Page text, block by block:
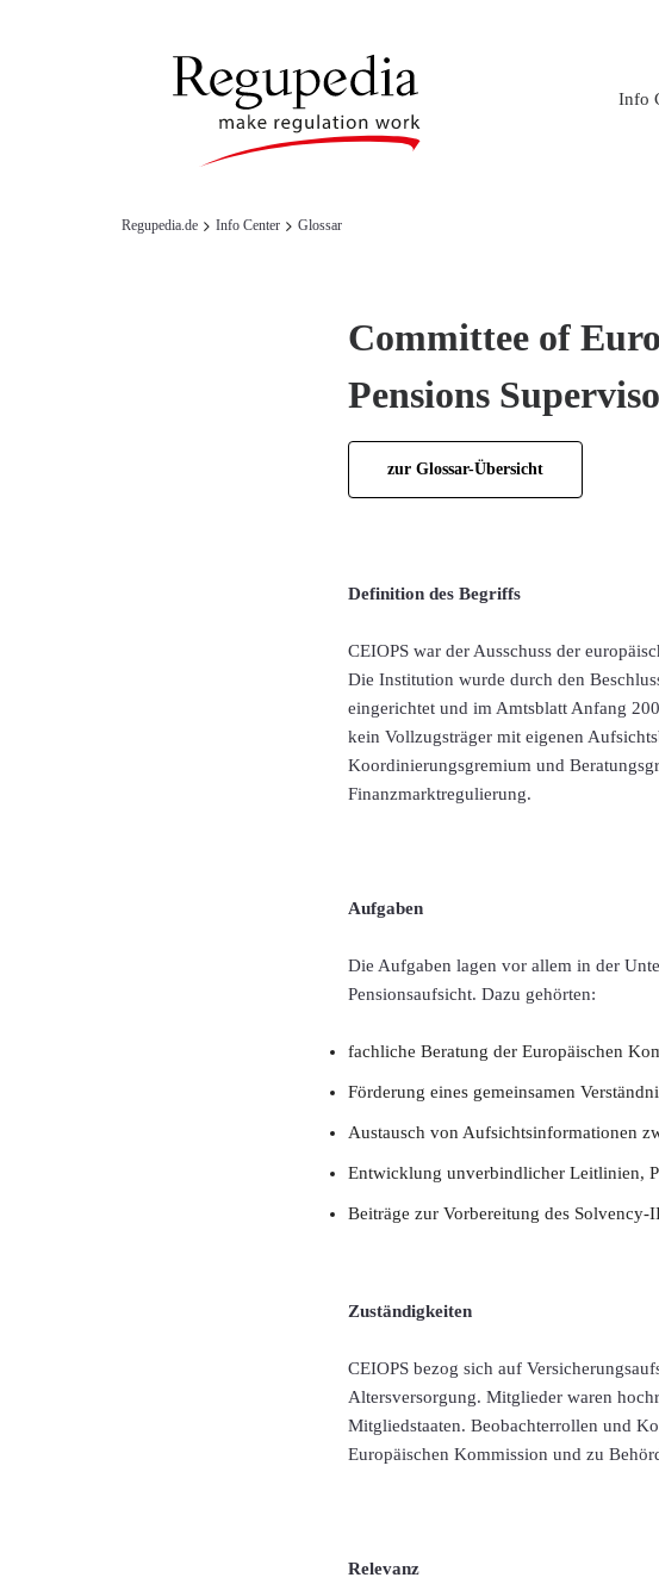
Info
Regupedia.de Info Center Glossar
Committee of
Pensions
zur Glossar-Übersicht
Definition des Begriffs
CEIOPS war der Ausschuss der
Die Institution wurde durch den
eingerichtet und im Amtsblatt Anfang
kein Vollzugsträger mit eigenen
Koordinierungsgremium und
Finanzmarktregulierung.
Aufgaben
Die Aufgaben lagen vor allem in der
Pensionsaufsicht. Dazu gehörten:
fachliche Beratung der Europäischen
Förderung eines gemeinsamen
Austausch von Aufsichtsinformationen
Entwicklung unverbindlicher Leitlinien,
Beiträge zur Vorbereitung des Solvency-
Zuständigkeiten
CEIOPS bezog sich auf
Altersversorgung. Mitglieder waren
Mitgliedstaaten. Beobachterrollen und
Europäischen Kommission und zu
Relevanz